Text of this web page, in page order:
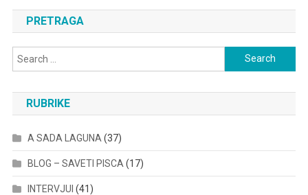
PRETRAGA
Search
for:
RUBRIKE
A SADA LAGUNA (37)
BLOG – SAVETI PISCA (17)
INTERVJUI (41)